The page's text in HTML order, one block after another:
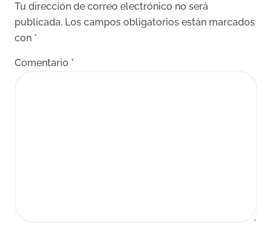
Tu dirección de correo electrónico no será
publicada. Los campos obligatorios están marcados
con *
Comentario *